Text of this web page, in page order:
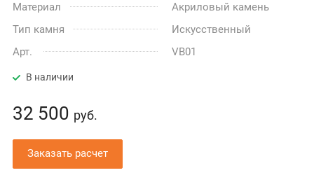
Материал
Акриловый камень
Тип камня
Искусственный
Арт.
VB01
В наличии
32 500 руб.
Заказать расчет